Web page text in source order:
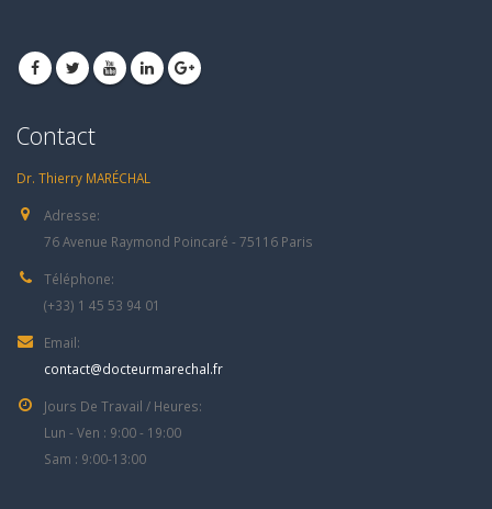
Contact
Dr. Thierry MARÉCHAL
Adresse:
76 Avenue Raymond Poincaré - 75116 Paris
Téléphone:
(+33) 1 45 53 94 01
Email:
contact@docteurmarechal.fr
Jours De Travail / Heures:
Lun - Ven : 9:00 - 19:00
Sam : 9:00-13:00